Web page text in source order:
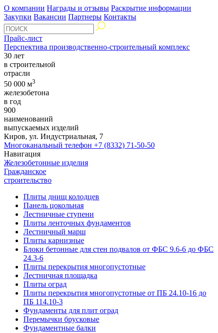
О компании Награды и отзывы Раскрытие информации
Закупки Вакансии Партнеры Контакты
Прайс-лист
Перспектива производственно-строительный комплекс
30 лет
в строительной
отрасли
50 000 м3
железобетона
в год
900
наименований
выпускаемых изделий
Киров, ул. Индустриальная, 7
Многоканальный телефон +7 (8332) 71-50-50
Навигация
Железобетонные изделия
Гражданское
строительство
Плиты днищ колодцев
Панель цокольная
Лестничные ступени
Плиты ленточных фундаментов
Лестничный марш
Плиты карнизные
Блоки бетонные для стен подвалов от ФБС 9.6-6 до ФБС
24.3-6
Плиты перекрытия многопустотные
Лестничная площадка
Плиты оград
Плиты перекрытия многопустотные от ПБ 24.10-16 до
ПБ 114.10-3
Фундаменты для плит оград
Перемычки брусковые
Фундаментные балки